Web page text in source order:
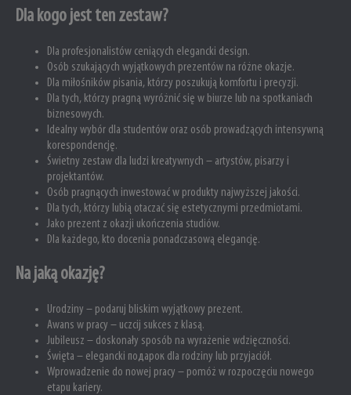
Dla kogo jest ten zestaw?
Dla profesjonalistów ceniących elegancki design.
Osób szukających wyjątkowych prezentów na różne okazje.
Dla miłośników pisania, którzy poszukują komfortu i precyzji.
Dla tych, którzy pragną wyróżnić się w biurze lub na spotkaniach
biznesowych.
Idealny wybór dla studentów oraz osób prowadzących intensywną
korespondencję.
Świetny zestaw dla ludzi kreatywnych – artystów, pisarzy i
projektantów.
Osób pragnących inwestować w produkty najwyższej jakości.
Dla tych, którzy lubią otaczać się estetycznymi przedmiotami.
Jako prezent z okazji ukończenia studiów.
Dla każdego, kto docenia ponadczasową elegancję.
Na jaką okazję?
Urodziny – podaruj bliskim wyjątkowy prezent.
Awans w pracy – uczcij sukces z klasą.
Jubileusz – doskonały sposób na wyrażenie wdzięczności.
Święta – elegancki подарок dla rodziny lub przyjaciół.
Wprowadzenie do nowej pracy – pomóż w rozpoczęciu nowego
etapu kariery.